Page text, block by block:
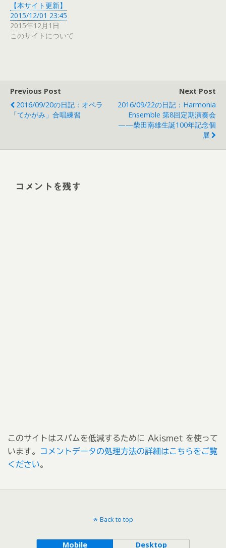
【本サイト更新】
2015/12/01 23:45
2015年12月1日
このサイトについて
Previous Post
2016/09/20の日記：オペラ
「てかがみ」合唱練習
Next Post
2016/09/22の日記：harmonia
Ensemble 第8回定期演奏会
——柴田南雄生誕100年記念個
展
コメントを残す
このサイトはスパムを低減するために Akismet を使って
います。
コメントデータの処理方法の詳細はこちらをご覧
ください。
Back to top
Mobile Desktop